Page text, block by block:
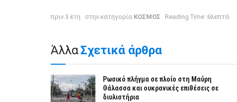
πριν 3 έτη στην κατηγορία ΚΟΣΜΟΣ Reading Time: 6λεπτά
ΆλλαΣχετικά άρθρα
Ρωσικό πλήγμα σε πλοίο στη Μαύρη
Θάλασσα και ουκρανικές επιθέσεις σε
διυλιστήρια